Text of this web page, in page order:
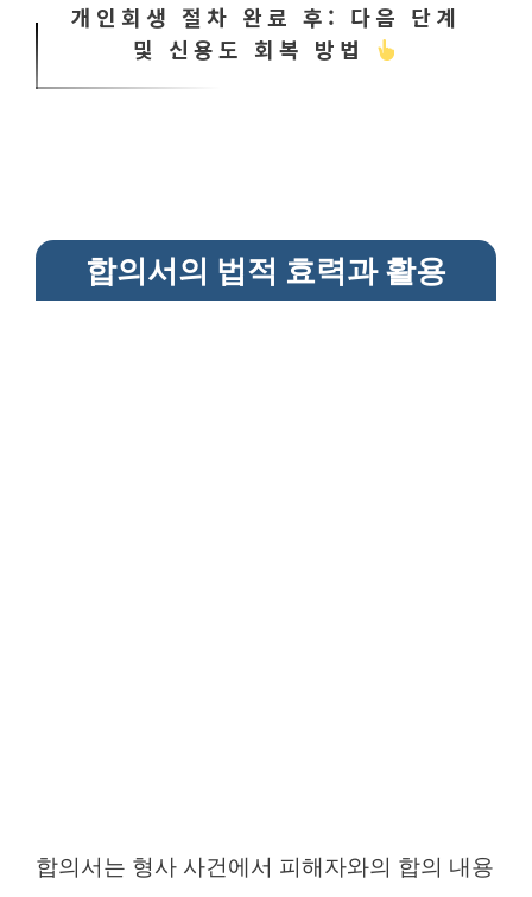
개인회생 절차 완료 후: 다음 단계
및 신용도 회복 방법
합의서의 법적 효력과 활용
합의서는 형사 사건에서 피해자와의 합의 내용